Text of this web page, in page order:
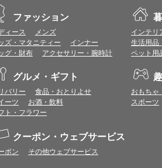
レミアムポイント付与の対象は、商品代金のみ（
レミアムポイントの付与予定時期は、カードご利
円のご利用につき1ポイントとして計算される
異なる場合があります。
象サイトにアクセス後、カード決済前に別サイト
品購入後、購入内容等に変更があった場合は、プ
品をキャンセル・返品した場合は、プレミアムポ
一ショップで複数回ご利用される場合は、1回の
プレミアムポイントはワールドプレゼントのポイン
部対象外となるサービスがあります。
届く注文番号等の記載のあるメールを必ず保管し
ショップのアプリ上で購入した場合はポイントUP
ご利用のOSバージョンやセキュリティソフトに
ファッション
ィース
メンズ
ズ・マタニティー
インナー
グ・財布
アクセサリー・腕時計
インテリ
生活用品
ペット用
グルメ・ギフト
バリー
食品・おとりよせ
ーツ
お酒・飲料
ト・フラワー
おもちゃ
スポーツ
クーポン・ウェブサービス
ポン その他ウェブサービス